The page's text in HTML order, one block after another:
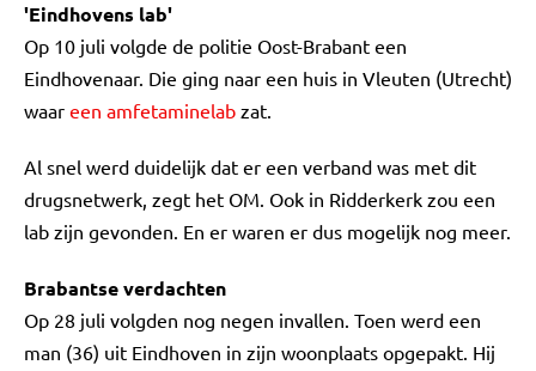
'Eindhovens lab'
Op 10 juli volgde de politie Oost-Brabant een
Eindhovenaar. Die ging naar een huis in Vleuten (Utrecht)
waar een amfetaminelab zat.
Al snel werd duidelijk dat er een verband was met dit
drugsnetwerk, zegt het OM. Ook in Ridderkerk zou een
lab zijn gevonden. En er waren er dus mogelijk nog meer.
Brabantse verdachten
Op 28 juli volgden nog negen invallen. Toen werd een
man (36) uit Eindhoven in zijn woonplaats opgepakt. Hij